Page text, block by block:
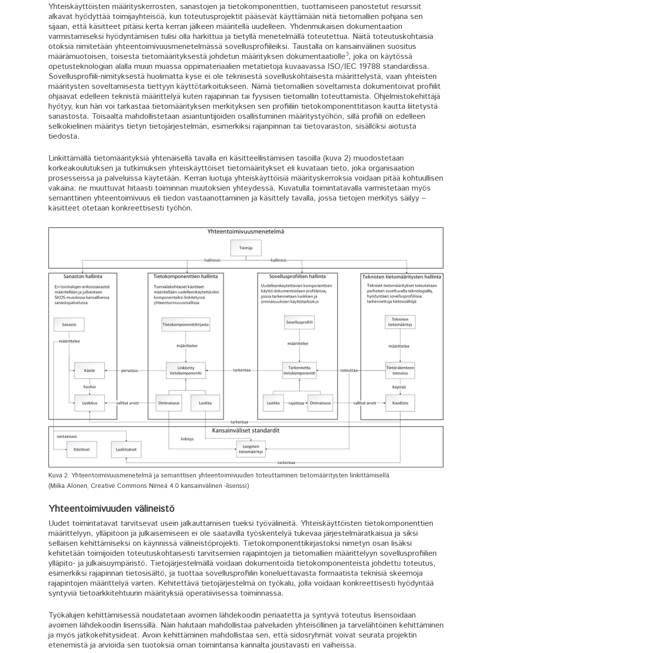
Yhteiskäyttöisten määrityskerrosten, sanastojen ja tietokomponenttien, tuottamiseen panostetut resurssit
alkavat hyödyttää toimijayhteisöä, kun toteutusprojektit pääsevät käyttämään niitä tietomallien pohjana sen
sijaan, että käsitteet pitäisi kerta kerran jälkeen määritellä uudelleen. Yhdenmukaisen dokumentaation
varmistamiseksi hyödyntämisen tulisi olla harkittua ja tietyllä menetelmällä toteutettua. Näitä toteutuskohtaisia
otoksia nimitetään yhteentoimivuusmenetelmässä sovellusprofiileiksi. Taustalla on kansainvälinen suositus
määrämuotoisen, toisesta tietomäärityksestä johdetun määrityksen dokumentaatiolle3, joka on käytössä
opetusteknologian alalla muun muassa oppimateriaalien metatietoja kuvaavassa ISO/IEC 19788 standardissa.
Sovellusprofiili-nimityksestä huolimatta kyse ei ole teknisestä sovelluskohtaisesta määrittelystä, vaan yhteisten
määritysten soveltamisesta tiettyyn käyttötarkoitukseen. Nämä tietomallien soveltamista dokumentoivat profiilit
ohjaavat edelleen teknistä määrittelyä kuten rajapinnan tai fyysisen tietomallin toteuttamista. Ohjelmistokehittäjä
hyötyy, kun hän voi tarkastaa tietomäärityksen merkityksen sen profiiliin tietokomponenttitason kautta liitetystä
sanastosta. Toisaalta mahdollistetaan asiantuntijoiden osallistuminen määritystyöhön, sillä profiili on edelleen
selkokielinen määritys tietyn tietojärjestelmän, esimerkiksi rajanpinnan tai tietovaraston, sisällöksi aiotusta
tiedosta.
Linkittämällä tietomäärityksiä yhtenäisellä tavalla eri käsitteellistämisen tasoilla (kuva 2) muodostetaan
korkeakoulutuksen ja tutkimuksen yhteiskäyttöiset tietomääritykset eli kuvataan tieto, joka organisaation
prosesseissa ja palveluissa käytetään. Kerran luotuja yhteiskäyttöisiä määrityskerroksia voidaan pitää kohtuullisen
vakaina: ne muuttuvat hitaasti toiminnan muutoksien yhteydessä. Kuvatulla toimintatavalla varmistetaan myös
semanttinen yhteentoimivuus eli tiedon vastaanottaminen ja käsittely tavalla, jossa tietojen merkitys säilyy –
käsitteet otetaan konkreettisesti työhön.
Kuva 2. Yhteentoimivuusmenetelmä ja semanttisen yhteentoimivuuden toteuttaminen tietomääritysten linkittämisellä.
(Miika Alonen, Creative Commons Nimeä 4.0 kansainvälinen -lisenssi)
Yhteentoimivuuden välineistö
Uudet toimintatavat tarvitsevat usein jalkauttamisen tueksi työvälineitä. Yhteiskäyttöisten tietokomponenttien
määrittelyyn, ylläpitoon ja julkaisemiseen ei ole saatavilla työskentelyä tukevaa järjestelmäratkaisua ja siksi
sellaisen kehittämiseksi on käynnissä välineistöprojekti. Tietokomponenttikirjastoksi nimetyn osan lisäksi
kehitetään toimijoiden toteutuskohtaisesti tarvitsemien rajapintojen ja tietomallien määrittelyyn sovellusprofiilien
ylläpito- ja julkaisuympäristö. Tietojärjestelmällä voidaan dokumentoida tietokomponenteista johdettu toteutus,
esimerkiksi rajapinnan tietosisältö, ja tuottaa sovellusprofiilin koneluettavasta formaatista teknisiä skeemoja
rajapintojen määrittelyä varten. Kehitettävä tietojärjestelmä on työkalu, jolla voidaan konkreettisesti hyödyntää
syntyviä tietoarkkitehtuurin määrityksiä operatiivisessa toiminnassa.
Työkalujen kehittämisessä noudatetaan avoimen lähdekoodin periaatetta ja syntyvä toteutus lisensoidaan
avoimen lähdekoodin lisenssillä. Näin halutaan mahdollistaa palveluiden yhteisöllinen ja tarvelähtöinen kehittäminen
ja myös jatkokehitysideat. Avoin kehittäminen mahdollistaa sen, että sidosryhmät voivat seurata projektin
etenemistä ja arvioida sen tuotoksia oman toimintansa kannalta joustavasti eri vaiheissa.